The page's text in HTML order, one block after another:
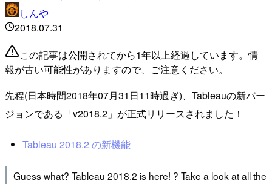
しんや
2018.07.31
この記事は公開されてから1年以上経過しています。情
報が古い可能性がありますので、ご注意ください。
先程(日本時間2018年07月31日11時過ぎ)、Tableauの新バー
ジョンである「v2018.2」が正式リリースされました！
Tableau 2018.2 の新機能
Guess what? Tableau 2018.2 is here! ? Take a look at all the